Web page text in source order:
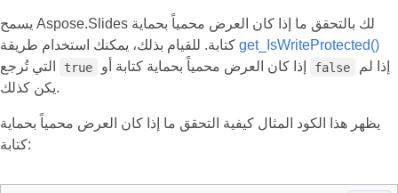
يسمح Aspose.Slides لك بالتحقق ما إذا كان العرض محمياً بحماية
get_IsWriteProtected()
true false
يكن كذلك.
يظهر هذا الكود المثال كيفية التحقق ما إذا كان العرض محمياً بحماية
كتابة: